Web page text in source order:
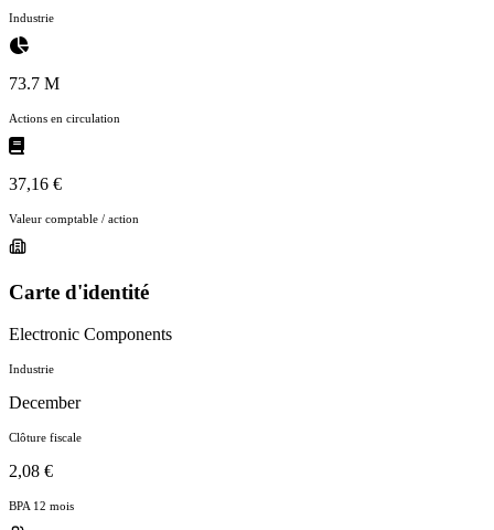
Industrie
73.7 M
Actions en circulation
37,16 €
Valeur comptable / action
Carte d'identité
Electronic Components
Industrie
December
Clôture fiscale
2,08 €
BPA 12 mois